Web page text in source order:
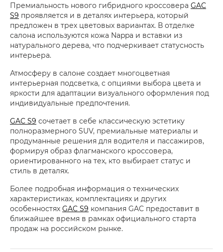
Премиальность нового гибридного кроссовера GAC
S9 проявляется и в деталях интерьера, который
предложен в трех цветовых вариантах. В отделке
салона используются кожа Nappa и вставки из
натурального дерева, что подчеркивает статусность
интерьера.
Атмосферу в салоне создает многоцветная
интерьерная подсветка, с опциями выбора цвета и
яркости для адаптации визуального оформления под
индивидуальные предпочтения.
GAC S9 сочетает в себе классическую эстетику
полноразмерного SUV, премиальные материалы и
продуманные решения для водителя и пассажиров,
формируя образ флагманского кроссовера,
ориентированного на тех, кто выбирает статус и
стиль в деталях.
Более подробная информация о технических
характеристиках, комплектациях и других
особенностях GAC S9 компания GAC предоставит в
ближайшее время в рамках официального старта
продаж на российском рынке.